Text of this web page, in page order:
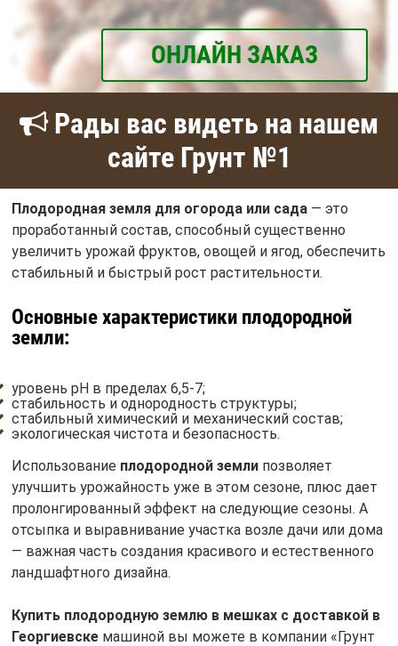
ОНЛАЙН ЗАКАЗ
Рады вас видеть на нашем
сайте Грунт №1
Плодородная земля для огорода или сада— это
проработанный состав, способный существенно
увеличить урожай фруктов, овощей и ягод, обеспечить
стабильный и быстрый рост растительности.
Основные характеристики плодородной
земли:
уровень pH в пределах 6,5-7;
стабильность и однородность структуры;
стабильный химический и механический состав;
экологическая чистота и безопасность.
Использование плодородной землипозволяет
улучшить урожайность уже в этом сезоне, плюс дает
пролонгированный эффект на следующие сезоны. А
отсыпка и выравнивание участка возле дачи или дома
— важная часть создания красивого и естественного
ландшафтного дизайна.
Купить плодородную землю в мешках с доставкой в
Георгиевскемашиной вы можете в компании «Грунт